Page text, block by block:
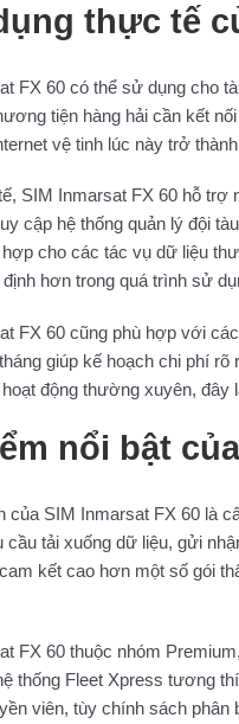
thực tế
FX 60 có thể sử dụng cho
tiện hàng hải cần kết
vệ tinh lúc này trở
SIM Inmarsat FX 60 hỗ trợ
cập hệ thống quản lý đội
cho các tác vụ dữ liệu
định hơn trong quá trình sử
FX 60 cũng phù hợp với
giúp kế hoạch chi phí
động thường xuyên, đây
nổi bật
của SIM Inmarsat FX 60 là
cầu tải xuống dữ liệu, gửi
kết cao hơn một số gói
FX 60 thuộc nhóm
thống Fleet Xpress tương
viên, tùy chính sách phân